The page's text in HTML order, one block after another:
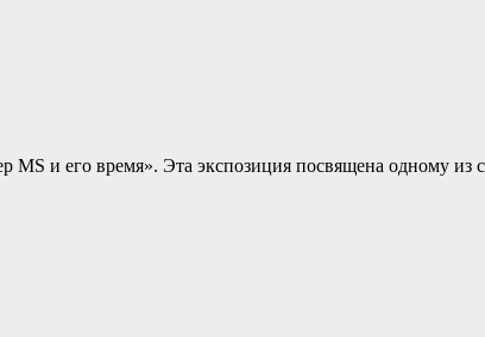
и его время». Эта экспозиция посвящена одному из